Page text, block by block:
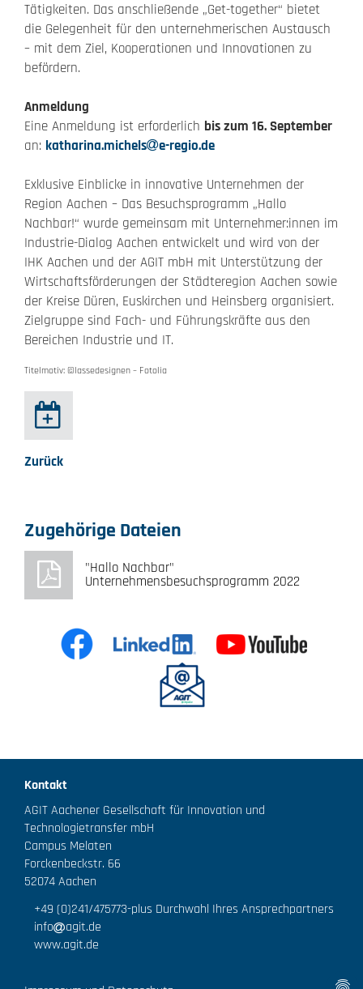
Tätigkeiten. Das anschließende „Get-together“ bietet
die Gelegenheit für den unternehmerischen Austausch
– mit dem Ziel, Kooperationen und Innovationen zu
befördern.
Anmeldung
Eine Anmeldung ist erforderlich bis zum 16. September
an: katharina.michels e-regio.de
Exklusive Einblicke in innovative Unternehmen der
Region Aachen – Das Besuchsprogramm „Hallo
Nachbar!“ wurde gemeinsam mit Unternehmer:innen im
Industrie-Dialog Aachen entwickelt und wird von der
IHK Aachen und der AGIT mbH mit Unterstützung der
Wirtschaftsförderungen der Städteregion Aachen sowie
der Kreise Düren, Euskirchen und Heinsberg organisiert.
Zielgruppe sind Fach- und Führungskräfte aus den
Bereichen Industrie und IT.
Titelmotiv: ©lassedesignen – Fotolia
Zurück
Zugehörige Dateien
"Hallo Nachbar"
Unternehmensbesuchsprogramm 2022
Kontakt
AGIT Aachener Gesellschaft für Innovation und
Technologietransfer mbH
Campus Melaten
Forckenbeckstr. 66
52074 Aachen
+49 (0)241/475773-plus Durchwahl Ihres Ansprechpartners
info
agit.de
www.agit.de